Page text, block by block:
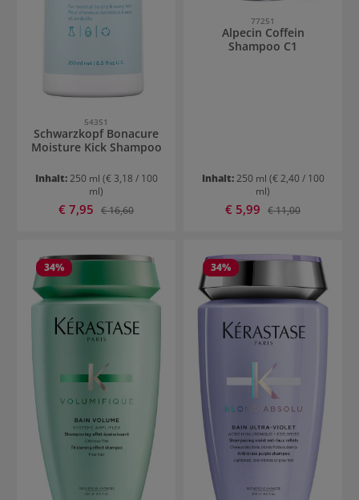
54351
Schwarzkopf Bonacure
Moisture Kick Shampoo
Inhalt:250 ml (€ 3,18 / 100
ml)
Verkaufspreis:
€ 7,95 Regulärer Preis:
€ 16,60
77251
Alpecin Coffein
Shampoo C1
Inhalt:250 ml (€ 2,40 / 100
ml)
Verkaufspreis:
€ 5,99 Regulärer Preis:
€ 11,00
34% 34%